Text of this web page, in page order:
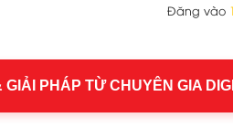
Đăng vào
GIẢI PHÁP TỪ CHUYÊN GIA